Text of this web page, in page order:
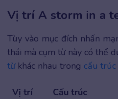
Vị trí A storm in a
Tùy vào mục đích nhấn
thái mà cụm từ này có thể
từkhác nhau trong cấu trúc
Vị trí Cấu trúc